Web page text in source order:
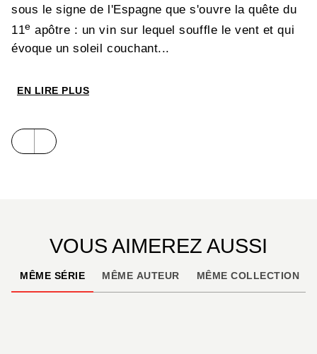
sous le signe de l'Espagne que s'ouvre la quête du
11e apôtre : un vin sur lequel souffle le vent et qui
évoque un soleil couchant...
EN LIRE PLUS
VOUS AIMEREZ AUSSI
MÊME SÉRIE MÊME AUTEUR MÊME COLLECTION